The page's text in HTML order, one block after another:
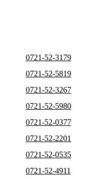
0721-52-3179
0721-52-5819
0721-52-3267
0721-52-5980
0721-52-0377
0721-52-2201
0721-52-0535
0721-52-4911